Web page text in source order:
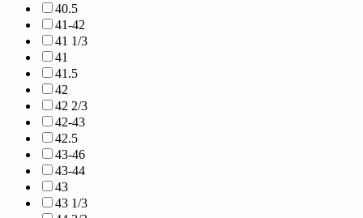
40.5
41-42
41 1/3
41
41.5
42
42 2/3
42-43
42.5
43-46
43-44
43
43 1/3